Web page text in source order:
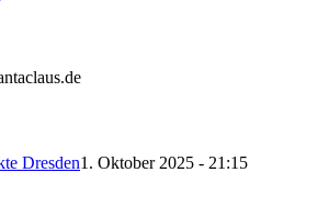
Dresden1. Oktober 2025 - 21:15